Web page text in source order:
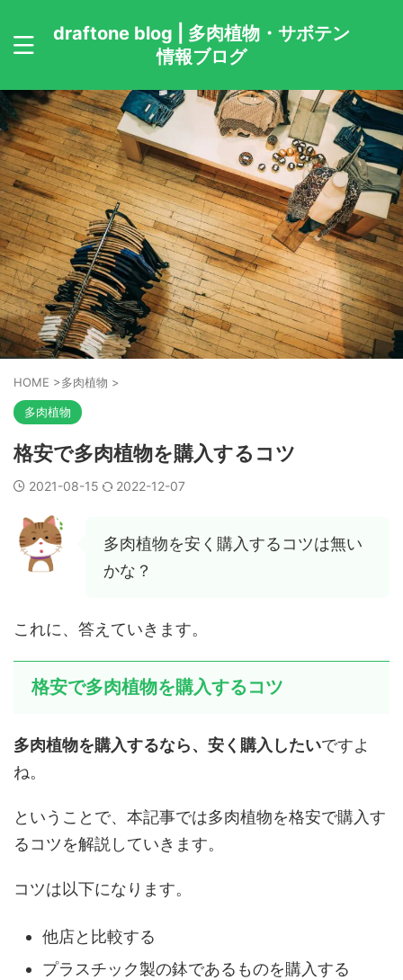
draftone blog | 多肉植物・サボテン
情報ブログ
HOME >多肉植物 >
多肉植物
格安で多肉植物を購入するコツ
2021-08-15 2022-12-07
多肉植物を安く購入するコツは無い
かな？
これに、答えていきます。
格安で多肉植物を購入するコツ
多肉植物を購入するなら、安く購入したいですよ
ね。
ということで、本記事では多肉植物を格安で購入す
るコツを解説していきます。
コツは以下になります。
他店と比較する
プラスチック製の鉢であるものを購入する